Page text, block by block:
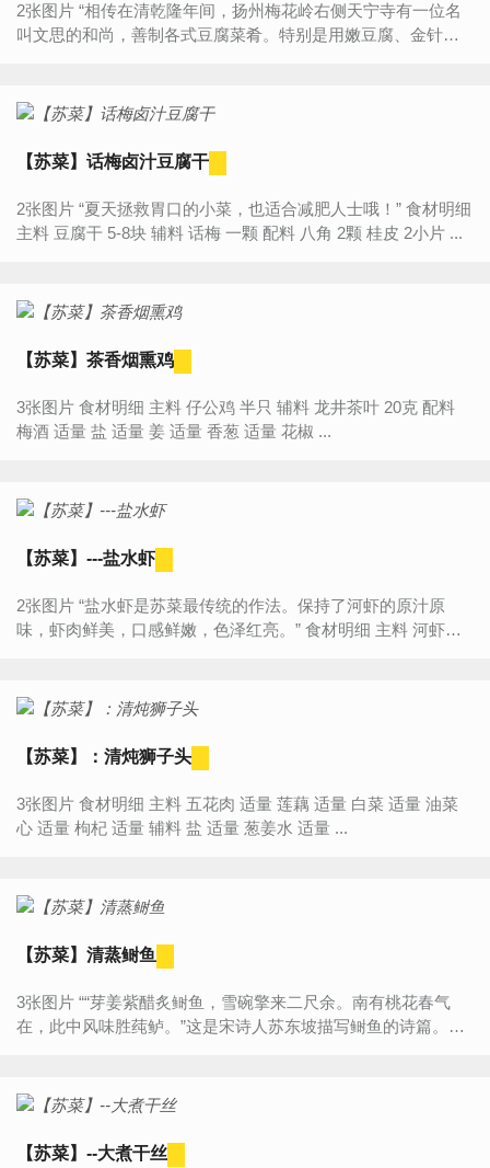
2张图片 “相传在清乾隆年间，扬州梅花岭右侧天宁寺有一位名
叫文思的和尚，善制各式豆腐菜肴。特别是用嫩豆腐、金针
【苏菜】话梅卤汁豆腐干
2张图片 “夏天拯救胃口的小菜，也适合减肥人士哦！” 食材明细
主料 豆腐干 5-8块 辅料 话梅 一颗 配料 八角 2颗 桂皮 2小片 ...
【苏菜】茶香烟熏鸡
3张图片 食材明细 主料 仔公鸡 半只 辅料 龙井茶叶 20克 配料
梅酒 适量 盐 适量 姜 适量 香葱 适量 花椒 ...
【苏菜】---盐水虾
2张图片 “盐水虾是苏菜最传统的作法。保持了河虾的原汁原
味，虾肉鲜美，口感鲜嫩，色泽红亮。” 食材明细 主料 河虾
【苏菜】：清炖狮子头
3张图片 食材明细 主料 五花肉 适量 莲藕 适量 白菜 适量 油菜
心 适量 枸杞 适量 辅料 盐 适量 葱姜水 适量 ...
【苏菜】清蒸鲥鱼
3张图片 ““芽姜紫醋炙鲥鱼，雪碗擎来二尺余。南有桃花春气
在，此中风味胜莼鲈。”这是宋诗人苏东坡描写鲥鱼的诗篇。鲥
【苏菜】--大煮干丝